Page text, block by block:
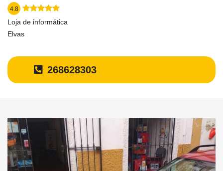
4.8
Loja de informática
Elvas
268628303